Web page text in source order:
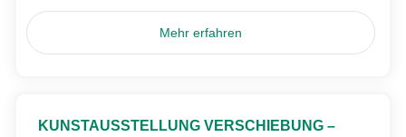
Mehr erfahren
KUNSTAUSSTELLUNG VERSCHIEBUNG –